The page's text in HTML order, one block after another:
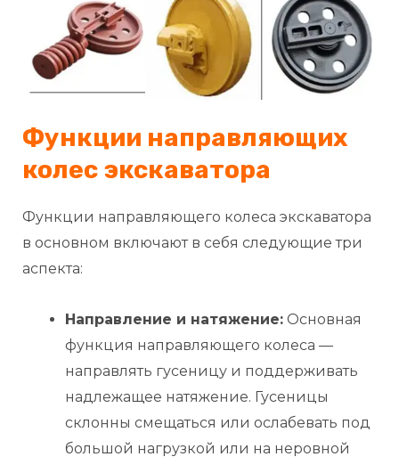
Функции направляющих
колес экскаватора
Функции направляющего колеса экскаватора
в основном включают в себя следующие три
аспекта:
Направление и натяжение: Основная
функция направляющего колеса —
направлять гусеницу и поддерживать
надлежащее натяжение. Гусеницы
склонны смещаться или ослабевать под
большой нагрузкой или на неровной